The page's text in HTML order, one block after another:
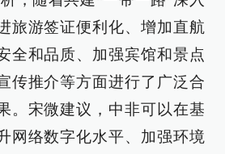
旅游签证便利化、增加直航
全和品质、加强宾馆和景点
传推介等方面进行了广泛合
。宋微建议，中非可以在基
网络数字化水平、加强环境